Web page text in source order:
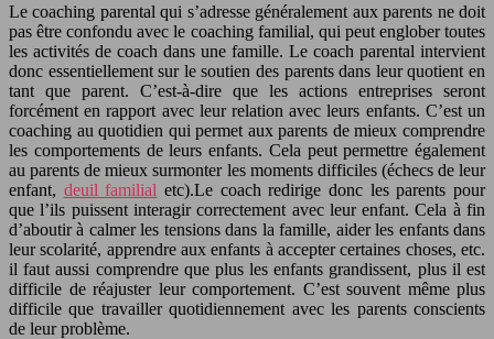
Le coaching parental qui s’adresse généralement aux parents ne doit
pas être confondu avec le coaching familial, qui peut englober toutes
les activités de coach dans une famille. Le coach parental intervient
donc essentiellement sur le soutien des parents dans leur quotient en
tant que parent. C’est-à-dire que les actions entreprises seront
forcément en rapport avec leur relation avec leurs enfants. C’est un
coaching au quotidien qui permet aux parents de mieux comprendre
les comportements de leurs enfants. Cela peut permettre également
au parents de mieux surmonter les moments difficiles (échecs de leur
enfant, deuil familial etc).Le coach redirige donc les parents pour
que l’ils puissent interagir correctement avec leur enfant. Cela à fin
d’aboutir à calmer les tensions dans la famille, aider les enfants dans
leur scolarité, apprendre aux enfants à accepter certaines choses, etc.
il faut aussi comprendre que plus les enfants grandissent, plus il est
difficile de réajuster leur comportement. C’est souvent même plus
difficile que travailler quotidiennement avec les parents conscients
de leur problème.